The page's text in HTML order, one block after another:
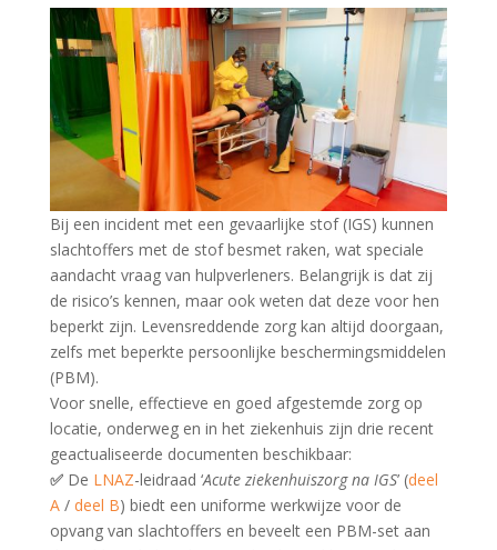
Bij een incident met een gevaarlijke stof (IGS) kunnen
slachtoffers met de stof besmet raken, wat speciale
aandacht vraag van hulpverleners. Belangrijk is dat zij
de risico’s kennen, maar ook weten dat deze voor hen
beperkt zijn. Levensreddende zorg kan altijd doorgaan,
zelfs met beperkte persoonlijke beschermingsmiddelen
(PBM).
Voor snelle, effectieve en goed afgestemde zorg op
locatie, onderweg en in het ziekenhuis zijn drie recent
geactualiseerde documenten beschikbaar:
✅ De LNAZ-leidraad ‘Acute ziekenhuiszorg na IGS’ (deel
A/ deel B) biedt een uniforme werkwijze voor de
opvang van slachtoffers en beveelt een PBM-set aan